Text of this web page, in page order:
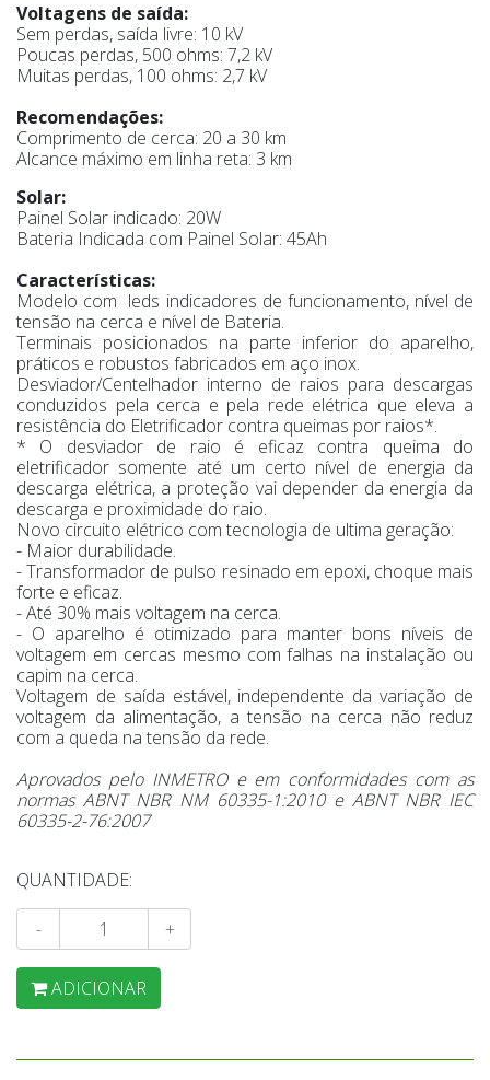
Voltagens de saída:
Sem perdas, saída livre: 10 kV
Poucas perdas, 500 ohms: 7,2 kV
Muitas perdas, 100 ohms: 2,7 kV
Recomendações:
Comprimento de cerca: 20 a 30 km
Alcance máximo em linha reta: 3 km
Solar:
Painel Solar indicado: 20W
Bateria Indicada com Painel Solar: 45Ah
Características:
Modelo com leds indicadores de funcionamento, nível de
tensão na cerca e nível de Bateria.
Terminais posicionados na parte inferior do aparelho,
práticos e robustos fabricados em aço inox.
Desviador/Centelhador interno de raios para descargas
conduzidos pela cerca e pela rede elétrica que eleva a
resistência do Eletrificador contra queimas por raios*.
* O desviador de raio é eficaz contra queima do
eletrificador somente até um certo nível de energia da
descarga elétrica, a proteção vai depender da energia da
descarga e proximidade do raio.
Novo circuito elétrico com tecnologia de ultima geração:
- Maior durabilidade.
- Transformador de pulso resinado em epoxi, choque mais
forte e eficaz.
- Até 30% mais voltagem na cerca.
- O aparelho é otimizado para manter bons níveis de
voltagem em cercas mesmo com falhas na instalação ou
capim na cerca.
Voltagem de saída estável, independente da variação de
voltagem da alimentação, a tensão na cerca não reduz
com a queda na tensão da rede.
Aprovados pelo INMETRO e em conformidades com as
normas ABNT NBR NM 60335-1:2010 e ABNT NBR IEC
60335-2-76:2007
QUANTIDADE:
- +
ADICIONAR